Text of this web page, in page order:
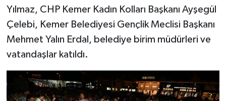
Yılmaz, CHP Kemer Kadın Kolları Başkanı Ayşegül
Çelebi, Kemer Belediyesi Gençlik Meclisi Başkanı
Mehmet Yalın Erdal, belediye birim müdürleri ve
vatandaşlar katıldı.